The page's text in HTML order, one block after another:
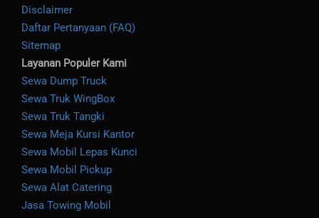
Disclaimer
Daftar Pertanyaan (FAQ)
Sitemap
Layanan Populer Kami
Sewa Dump Truck
Sewa Truk WingBox
Sewa Truk Tangki
Sewa Meja Kursi Kantor
Sewa Mobil Lepas Kunci
Sewa Mobil Pickup
Sewa Alat Catering
Jasa Towing Mobil